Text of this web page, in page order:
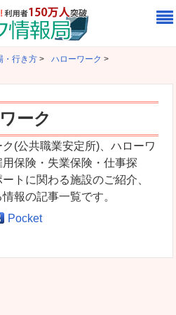
・行き方 > ハローワーク >
ーク
(公共職業安定所)、ハローワ
保険・失業保険・仕事探
トに関わる施設のご紹介、
報の記事一覧です。
Pocket